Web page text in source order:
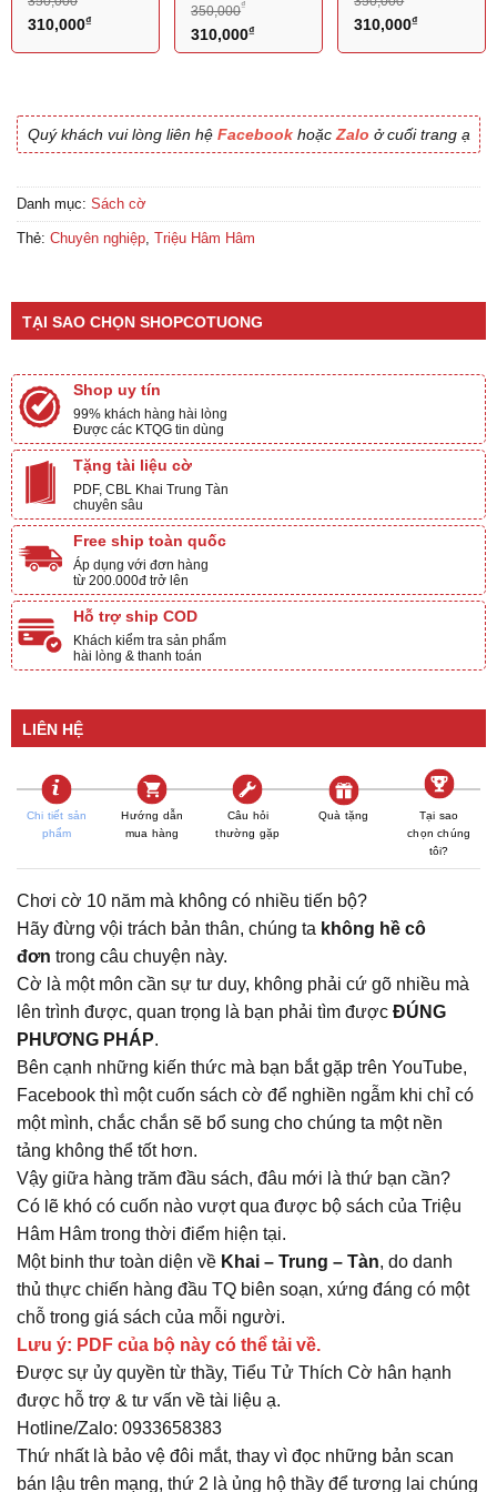
Giá
gốc
310,000₫
hiện
310,000₫.
350,000₫
Giá
gốc
310,000₫
hiện
310,000₫.
Giá
gốc
310,000₫
hiện
310,000₫.
Quý khách vui lòng liên hệ Facebookhoặc Zalo ở cuối trang ạ
Danh mục: Sách cờ
Thẻ: Chuyên nghiệp Triệu Hâm Hâm
TẠI SAO CHỌN SHOPCOTUONG
Shop uy tín
99% khách hàng hài lòng
Được các KTQG tin dùng
Tặng tài liệu cờ
PDF, CBL Khai Trung Tàn
chuyên sâu
Free ship toàn quốc
Áp dụng với đơn hàng
từ 200.000đ trở lên
Hỗ trợ ship COD
Khách kiểm tra sản phẩm
hài lòng & thanh toán
LIÊN HỆ
Chi tiết sản
phẩm
Hướng dẫn
mua hàng
Câu hỏi
thường gặp
Quà tặng
Tại sao
chọn chúng
tôi?
Chơi cờ 10 năm mà không có nhiều tiến bộ?
Hãy đừng vội trách bản thân, chúng ta không hề cô
đơn trong câu chuyện này.
Cờ là một môn cần sự tư duy, không phải cứ gõ nhiều mà
lên trình được, quan trọng là bạn phải tìm được ĐÚNG
PHƯƠNG PHÁP.
Bên cạnh những kiến thức mà bạn bắt gặp trên YouTube,
Facebook thì một cuốn sách cờ để nghiền ngẫm khi chỉ có
một mình, chắc chắn sẽ bổ sung cho chúng ta một nền
tảng không thể tốt hơn.
Vậy giữa hàng trăm đầu sách, đâu mới là thứ bạn cần?
Có lẽ khó có cuốn nào vượt qua được bộ sách của Triệu
Hâm Hâm trong thời điểm hiện tại.
Một binh thư toàn diện về Khai – Trung – Tàn, do danh
thủ thực chiến hàng đầu TQ biên soạn, xứng đáng có một
chỗ trong giá sách của mỗi người.
Lưu ý: PDF của bộ này có thể tải về.
Được sự ủy quyền từ thầy, Tiểu Tử Thích Cờ hân hạnh
được hỗ trợ & tư vấn về tài liệu ạ.
Hotline/Zalo: 0933658383
Thứ nhất là bảo vệ đôi mắt, thay vì đọc những bản scan
bán lậu trên mạng, thứ 2 là ủng hộ thầy để tương lai chúng